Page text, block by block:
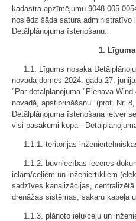
kadastra apzīmējumu 9048 005
noslēdz šāda satura administratīvo
Detālplānojuma īstenošanu:
1.
1.1. Līgums nosaka
novada domes 2024. gada 27.
"Par detālplānojuma "Pienava
novadā, apstiprināšanu" (prot. Nr.
Detālplānojuma īstenošana ietver
visi pasākumi kopā -
1.1.1. teritorijas
1.1.2. būvniecības ieceres
ielām/ceļiem un inženiertīkliem
sadzīves kanalizācijas, centralizētā
drenāžas sistēmas, sakaru kabeļa
1.1.3. plānoto ielu/ceļu un